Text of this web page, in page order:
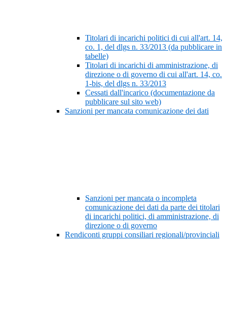
Titolari di incarichi politici di cui all'art. 14,
co. 1, del dlgs n. 33/2013 (da pubblicare in
tabelle)
Titolari di incarichi di amministrazione, di
direzione o di governo di cui all'art. 14, co.
1-bis, del dlgs n. 33/2013
Cessati dall'incarico (documentazione da
pubblicare sul sito web)
Sanzioni per mancata comunicazione dei dati
Sanzioni per mancata o incompleta
comunicazione dei dati da parte dei titolari
di incarichi politici, di amministrazione, di
direzione o di governo
Rendiconti gruppi consiliari regionali/provinciali